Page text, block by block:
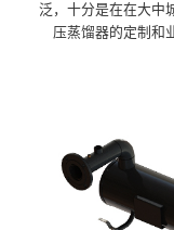
泛，十分是在在大中
压蒸馏器的定制和